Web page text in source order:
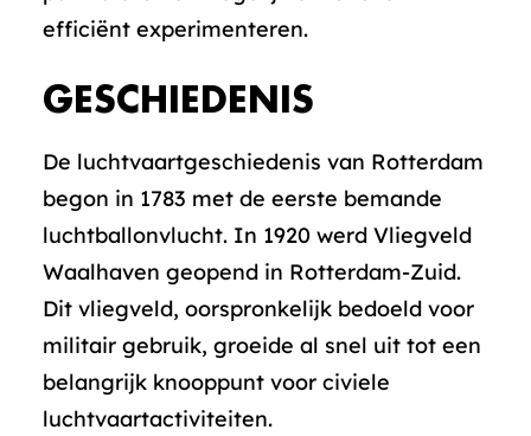
efficiënt experimenteren.
GESCHIEDENIS
De luchtvaartgeschiedenis van Rotterdam
begon in 1783 met de eerste bemande
luchtballonvlucht. In 1920 werd Vliegveld
Waalhaven geopend in Rotterdam-Zuid.
Dit vliegveld, oorspronkelijk bedoeld voor
militair gebruik, groeide al snel uit tot een
belangrijk knooppunt voor civiele
luchtvaartactiviteiten.